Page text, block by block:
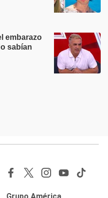
embarazo
sabían